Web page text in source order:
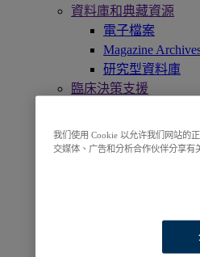
資料庫和典藏資源
電子檔案
Magazine
研究型資料庫
臨床決策支援
期刊訂閱服務
EBSCOhost
我们使用 Cookie 以允许我们网站的
交媒体、广告和分析合作伙伴分享有